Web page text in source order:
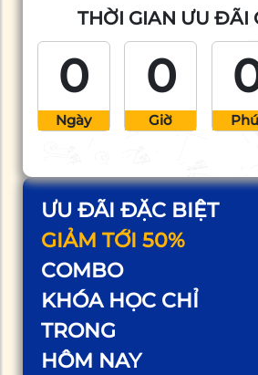
ƯU ĐÃI ĐẶC BIỆT
GIẢM TỚI 50%
COMBO
KHÓA HỌC CHỈ
TRONG
HÔM NAY
THỜI GIAN ƯU ĐÃI
0
Ngày
0
Giờ